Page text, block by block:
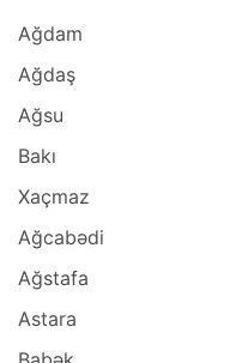
Ağdam
Ağdaş
Ağsu
Bakı
Xaçmaz
Ağcabədi
Ağstafa
Astara